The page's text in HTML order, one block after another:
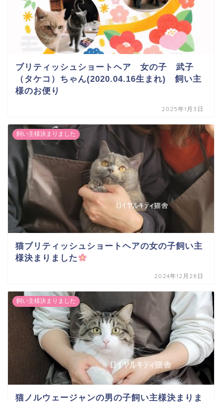
ブリティッシュショートヘア 女の子 武子
（タケコ）ちゃん(2020.04.16生まれ) 飼い主
様のお便り
2025年1月3日
飼い主様決まりました
猫ブリティッシュショートヘアの女の子飼い主
様決まりました
2024年12月28日
飼い主様決まりました
猫ノルウェージャンの男の子飼い主様決まりま